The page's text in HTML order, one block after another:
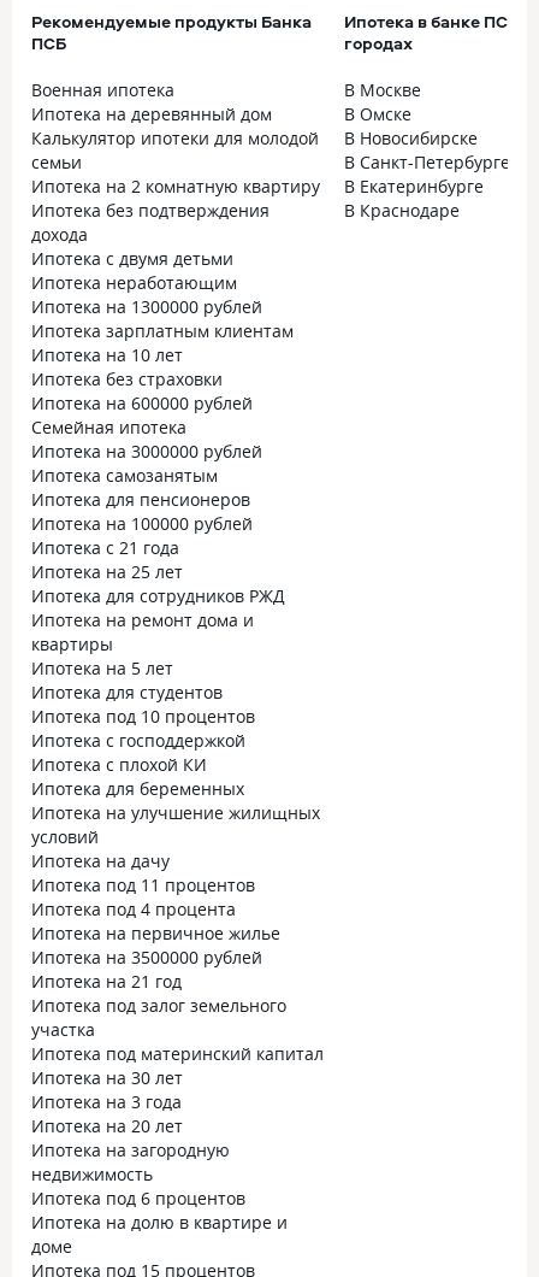
Рекомендуемые продукты Банка
ПСБ
Военная ипотека
Ипотека на деревянный дом
Калькулятор ипотеки для молодой
семьи
Ипотека на 2 комнатную квартиру
Ипотека без подтверждения
дохода
Ипотека с двумя детьми
Ипотека неработающим
Ипотека на 1300000 рублей
Ипотека зарплатным клиентам
Ипотека на 10 лет
Ипотека без страховки
Ипотека на 600000 рублей
Семейная ипотека
Ипотека на 3000000 рублей
Ипотека самозанятым
Ипотека для пенсионеров
Ипотека на 100000 рублей
Ипотека с 21 года
Ипотека на 25 лет
Ипотека для сотрудников РЖД
Ипотека на ремонт дома и
квартиры
Ипотека на 5 лет
Ипотека для студентов
Ипотека под 10 процентов
Ипотека с господдержкой
Ипотека с плохой КИ
Ипотека для беременных
Ипотека на улучшение жилищных
условий
Ипотека на дачу
Ипотека под 11 процентов
Ипотека под 4 процента
Ипотека на первичное жилье
Ипотека на 3500000 рублей
Ипотека на 21 год
Ипотека под залог земельного
участка
Ипотека под материнский капитал
Ипотека на 30 лет
Ипотека на 3 года
Ипотека на 20 лет
Ипотека на загородную
недвижимость
Ипотека под 6 процентов
Ипотека на долю в квартире и
доме
Ипотека под 15 процентов
Ипотека в банке ПСБ
городах
В Москве
В Омске
В Новосибирске
В Санкт-Петербурге
В Екатеринбурге
В Краснодаре